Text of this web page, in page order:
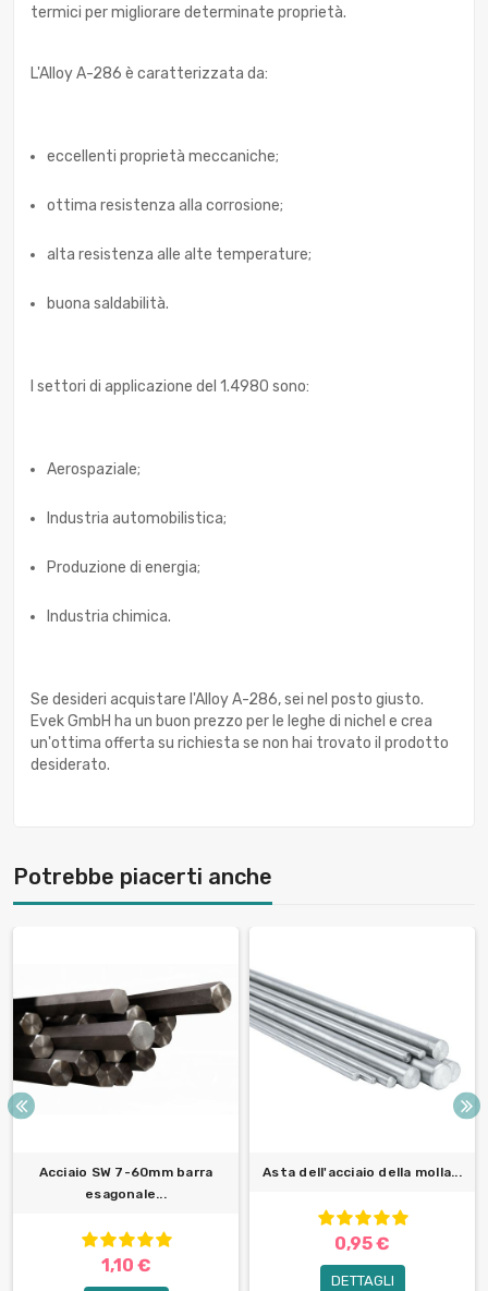
termici per migliorare determinate proprietà.
L'Alloy A-286 è caratterizzata da:
eccellenti proprietà meccaniche;
ottima resistenza alla corrosione;
alta resistenza alle alte temperature;
buona saldabilità.
I settori di applicazione del 1.4980 sono:
Aerospaziale;
Industria automobilistica;
Produzione di energia;
Industria chimica.
Se desideri acquistare l'Alloy A-286, sei nel posto giusto.
Evek GmbH ha un buon prezzo per le leghe di nichel e crea
un'ottima offerta su richiesta se non hai trovato il prodotto
desiderato.
Potrebbe piacerti anche
Acciaio SW 7-60mm barra
esagonale...
1,10 €
Asta dell'acciaio della molla...
0,95 €
DETTAGLI